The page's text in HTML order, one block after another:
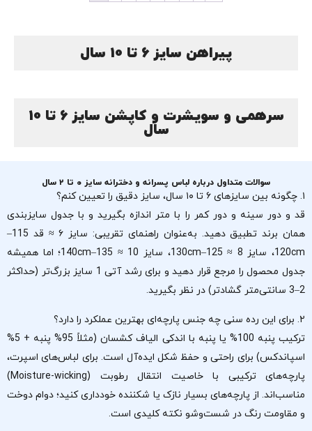
پیراهن سایز 6 تا 10 سال
سرهمی و سویشرت و کاپشن سایز 6 تا 10
سال
سوالات متداول درباره لباس پسرانه و دخترانه سایز ۰ تا ۲ سال
۱. چگونه بین سایزهای ۶ تا ۱۰ سال، سایز دقیق را تعیین کنم؟
قد و دور سینه و دور کمر را با متر اندازه بگیرید و با جدول سایزبندی
همان برند تطبیق دهید. به‌عنوان راهنمای تقریبی: سایز ۶ ≈ قد 115–
120cm، سایز 8 ≈ 125–130cm، سایز 10 ≈ 135–140cm؛ اما همیشه
جدول محصول را مرجع قرار دهید و برای رشد آتی 1 سایز بزرگ‌تر (حداکثر
2–3 سانتی‌متر گشادتر) در نظر بگیرید.
۲. برای این رده سنی چه جنس پارچه‌ای بهترین عملکرد را دارد؟
ترکیب پنبه 100% یا پنبه با اندکی الیاف کشسان (مثلاً 95% پنبه + 5%
اسپاندکس) برای راحتی و حفظ شکل ایده‌آل است. برای لباس‌های اسپرت،
پارچه‌های ترکیبی با خاصیت انتقال رطوبت (Moisture-wicking)
مناسب‌اند. از پارچه‌های بسیار نازک یا شکننده خودداری کنید؛ دوام دوخت
و مقاومت رنگ در شست‌وشو نکته کلیدی است.